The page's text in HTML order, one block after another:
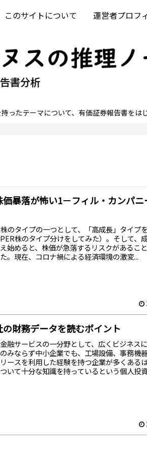
ったテーマについて、有価証券報告書をは
このサイトについて 運営者プロフ
価暴落が怖い1－フィル・カンパ
のタイプの一つとして、「高成長」タイプ
株のタイプ分けをしてみた）。そして、
始めると、株価が急落するリスクがあるこ
。現在、コロナ禍による経済環境の激変...
の財務データを読むポイント
融サービスの一分野として、広くビジネス
みならず中小企業でも、工場設備、事務機
ースを利用した経験を持つ企業が多くある
いて十分な知識を持っているという個人投